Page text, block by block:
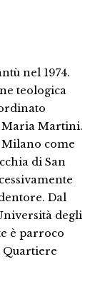
nel 1974.
teologica
Maria Martini.
come
di San
Dal
degli
è parroco
Quartiere